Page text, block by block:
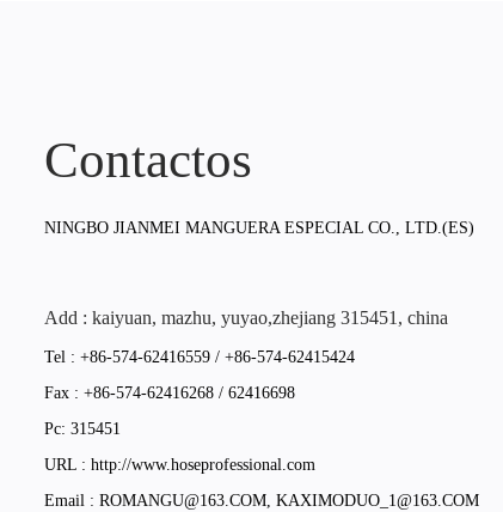
Contactos
NINGBO JIANMEI MANGUERA ESPECIAL CO., LTD.(ES)
Add : kaiyuan, mazhu, yuyao,zhejiang 315451, china
Tel : +86-574-62416559 / +86-574-62415424
Fax : +86-574-62416268 / 62416698
Pc: 315451
URL : http://www.hoseprofessional.com
Email : ROMANGU@163.COM KAXIMODUO_1@163.COM